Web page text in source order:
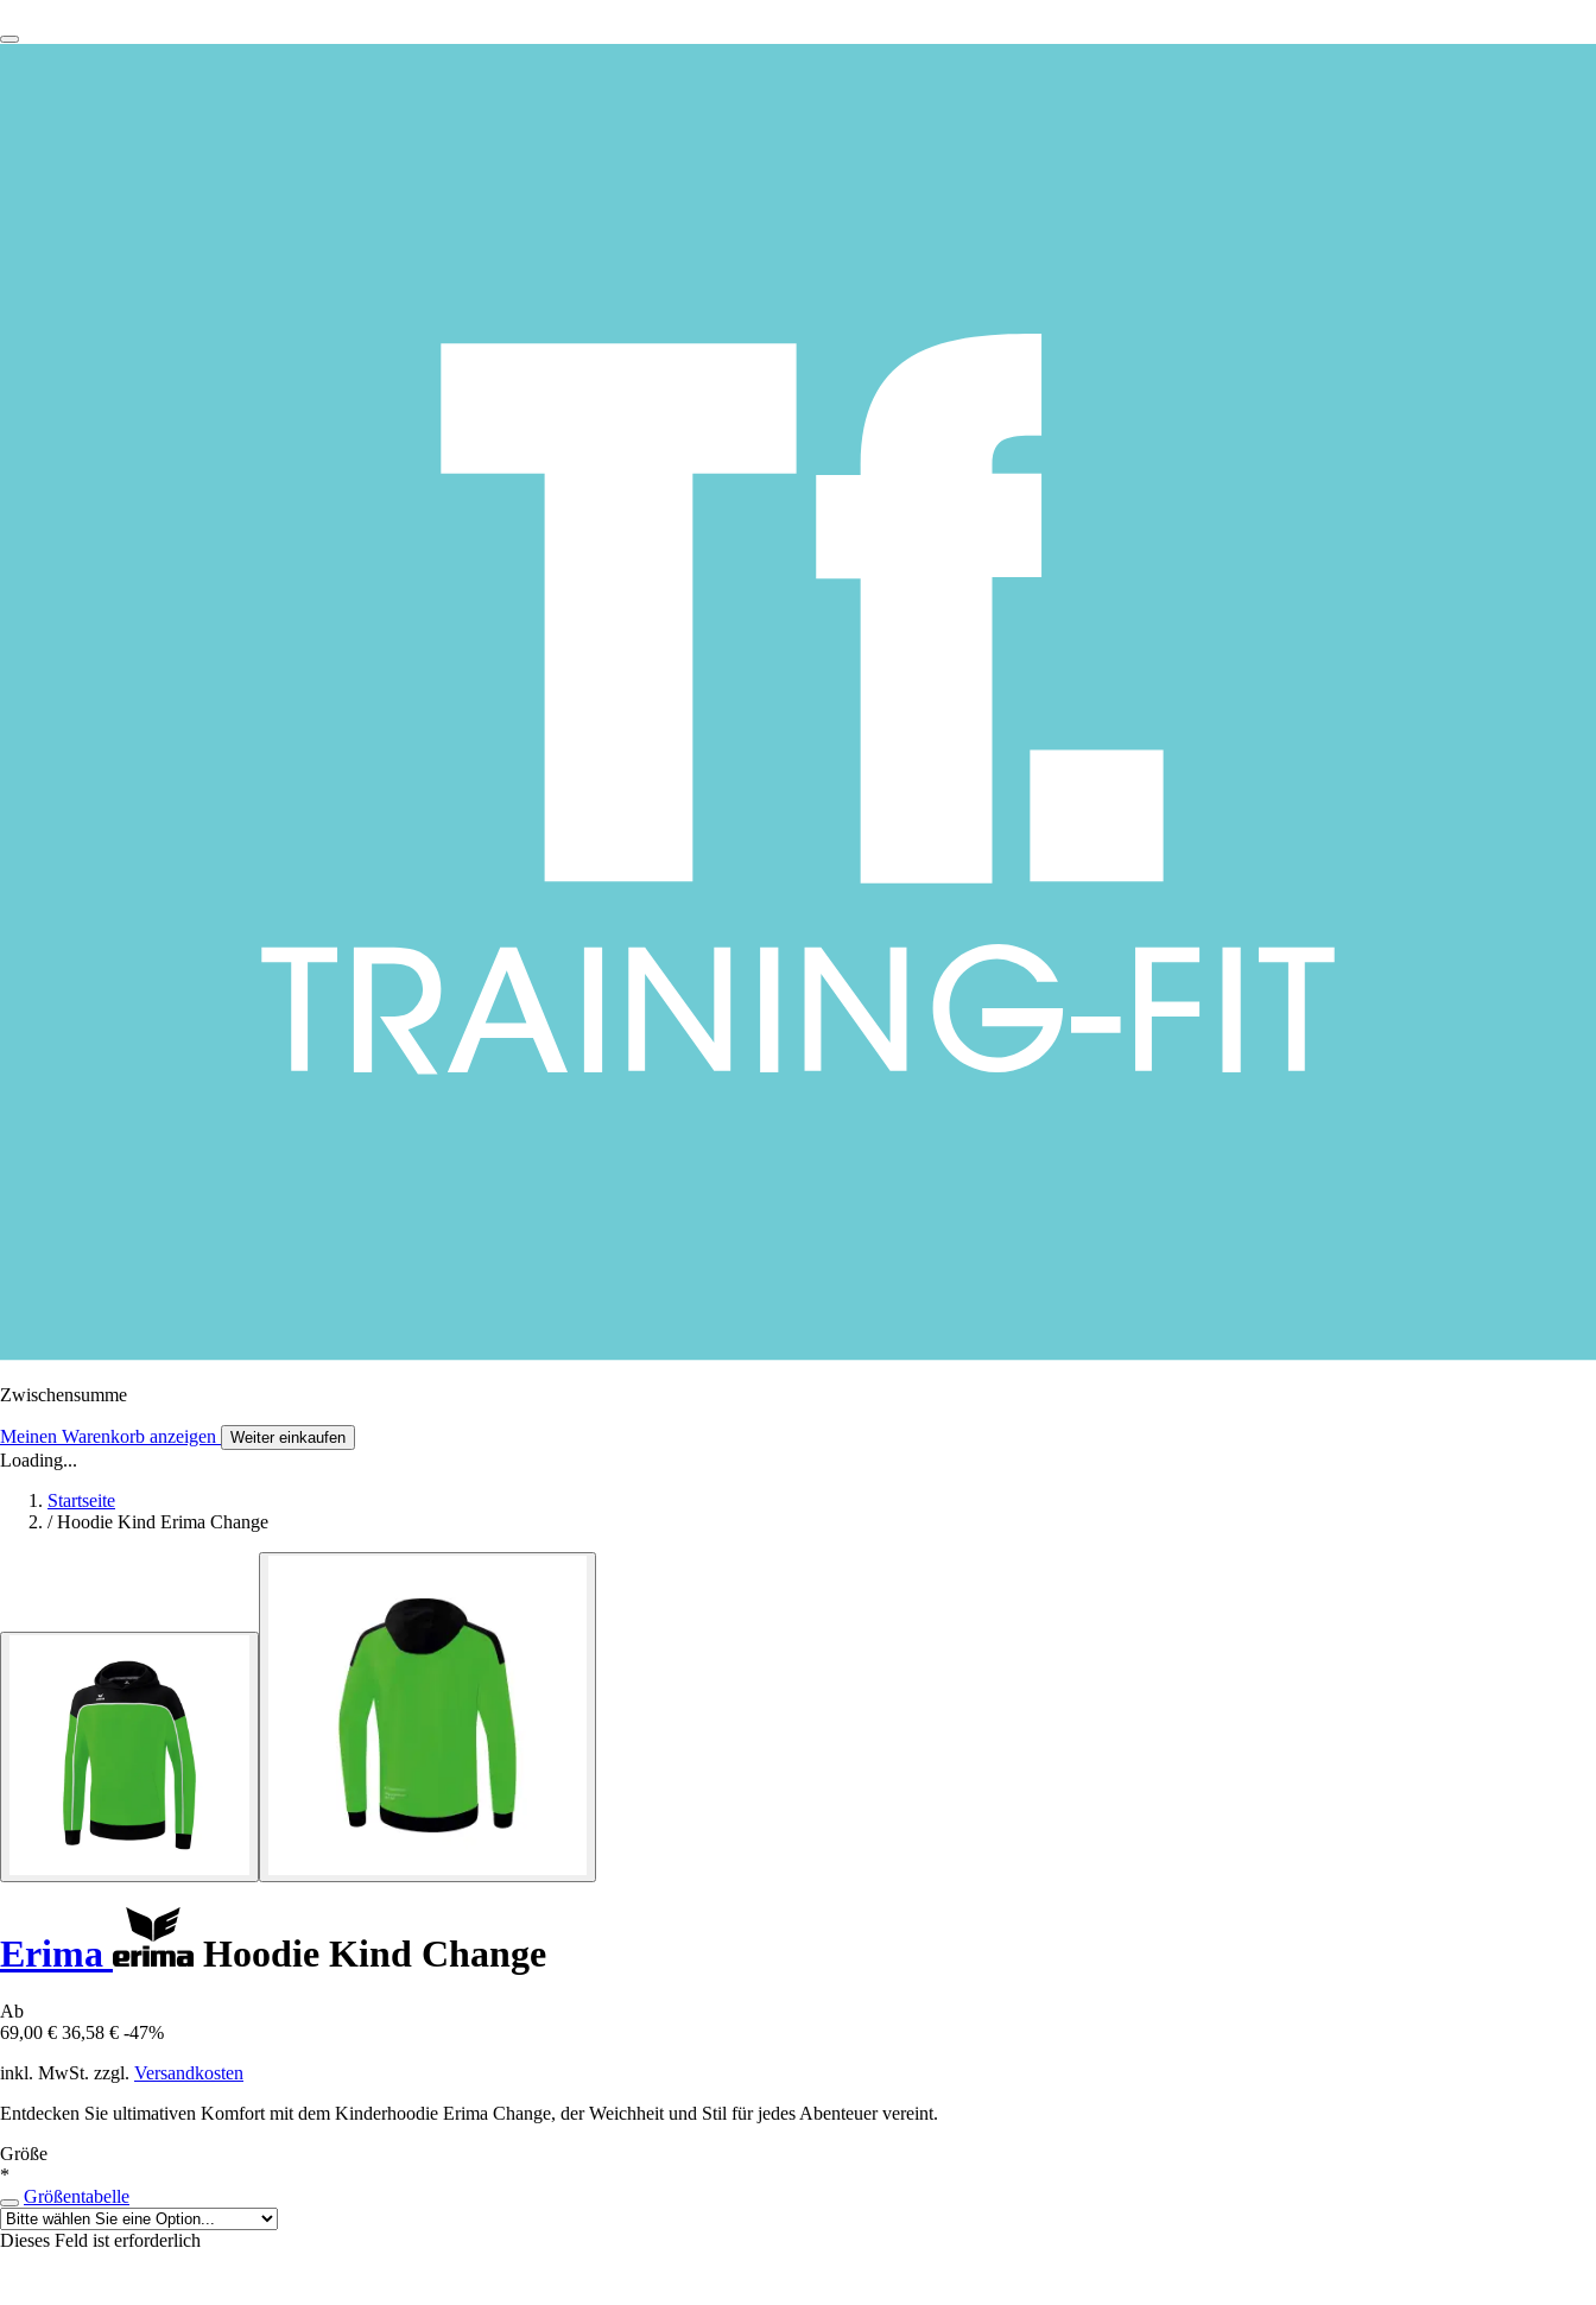
Zwischensumme
Meinen Warenkorb anzeigen Weiter einkaufen
Loading...
Startseite
/ Hoodie Kind Erima Change
Erima Hoodie Kind Change
Ab
69,00 € 36,58 € -47%
inkl. MwSt. zzgl. Versandkosten
Entdecken Sie ultimativen Komfort mit dem Kinderhoodie Erima Change, der Weichheit und Stil für jedes Abenteuer vereint.
Größe
*
Größentabelle
Dieses Feld ist erforderlich